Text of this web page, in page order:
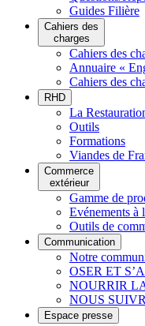
Guides Filière
Cahiers des
charges
Cahiers des
Annuaire «
Cahiers des
RHD
La
Outils
Formations
Viandes de
Commerce
extérieur
Gamme de
Evénements à
Outils de
Communication
Notre
OSER ET
NOURRIR
NOUS
Espace presse